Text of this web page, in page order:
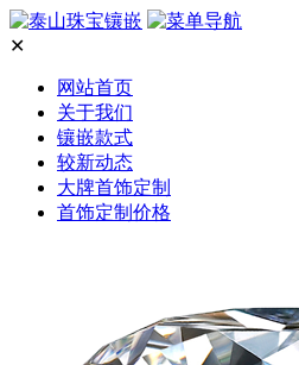
✕
网站首页
关于我们
镶嵌款式
较新动态
大牌首饰定制
首饰定制价格